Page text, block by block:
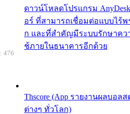
ดาวน์โหลดโปรแกรม
อร์ ที่สามารถเชื่อมต่อแบบไร้
ก และที่สำคัญมีระบบรักษาคว
ช้ภายในธนาคารอีกด้วย
Thscore (App รายงานผลบอ
ต่างๆ ทั่วโลก)
476